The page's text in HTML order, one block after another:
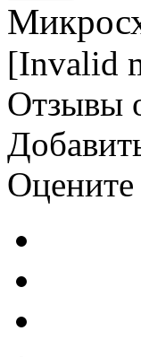
[Invalid
Отзывы
Оцените